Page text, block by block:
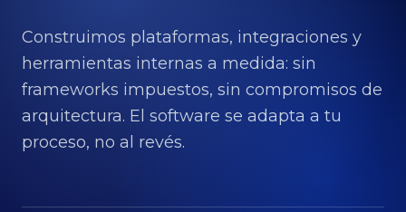
Proyectos →
Nosotros →
Construimos plataformas, integraciones y
herramientas internas a medida: sin
frameworks impuestos, sin compromisos de
arquitectura. El software se adapta a tu
proceso, no al revés.